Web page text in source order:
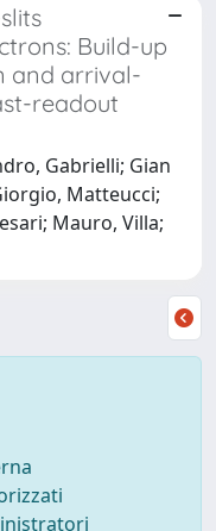
Build-up
and arrival-
readout
Gabrielli; Gian
Matteucci;
Mauro, Villa;